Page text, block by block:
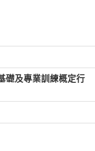
礎及專業訓練概定行